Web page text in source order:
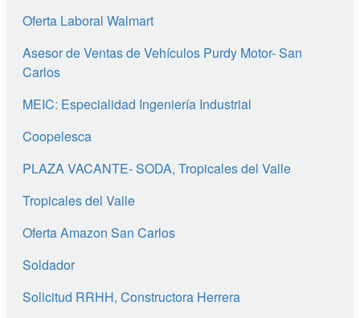
Oferta Laboral Walmart
Asesor de Ventas de Vehículos Purdy Motor- San
Carlos
MEIC: Especialidad Ingeniería Industrial
Coopelesca
PLAZA VACANTE- SODA, Tropicales del Valle
Tropicales del Valle
Oferta Amazon San Carlos
Soldador
Solicitud RRHH, Constructora Herrera